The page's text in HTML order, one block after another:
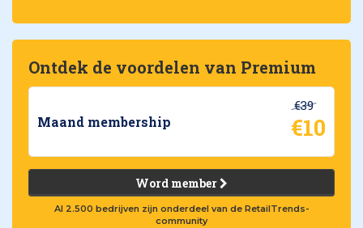
Ontdek de voordelen van Premium
Maand membership
€39
€10
Word member
Al 2.500 bedrijven zijn onderdeel van de RetailTrends-
community